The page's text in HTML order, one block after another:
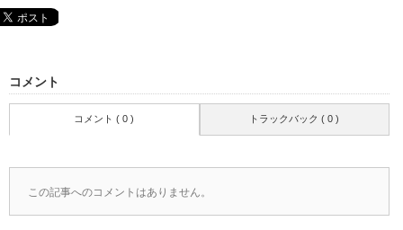
コメント
コメント ( 0 ) トラックバック ( 0 )
この記事へのコメントはありません。